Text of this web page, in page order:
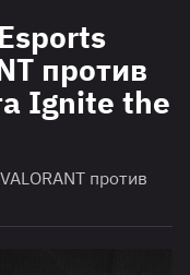
против
Ignite the
против